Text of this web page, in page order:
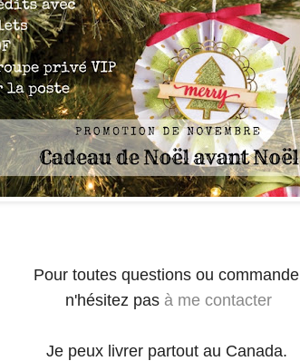
Pour toutes questions ou commande
n'hésitez pas à me contacter
Je peux livrer partout au Canada.